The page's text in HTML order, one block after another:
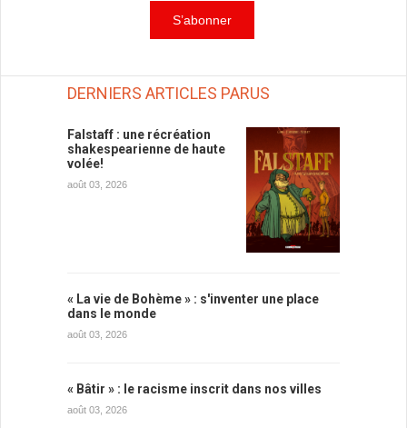
DERNIERS ARTICLES PARUS
Falstaff : une récréation
shakespearienne de haute
volée!
août 03, 2026
« La vie de Bohème » : s'inventer une place
dans le monde
août 03, 2026
« Bâtir » : le racisme inscrit dans nos villes
août 03, 2026